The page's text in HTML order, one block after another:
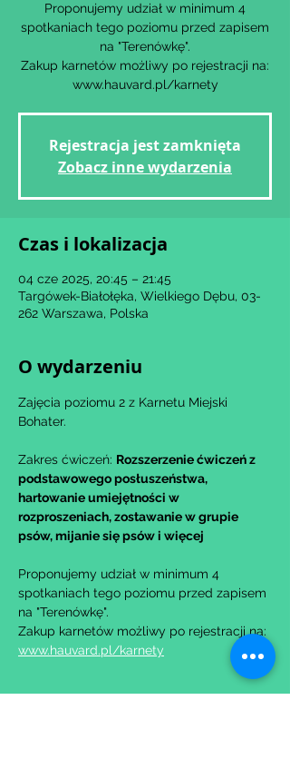
Proponujemy udział w minimum 4
spotkaniach tego poziomu przed zapisem
na "Terenówkę".
Zakup karnetów możliwy po rejestracji na:
www.hauvard.pl/karnety
Rejestracja jest zamknięta
Zobacz inne wydarzenia
Czas i lokalizacja
04 cze 2025, 20:45 – 21:45
Targówek-Białołęka, Wielkiego Dębu, 03-
262 Warszawa, Polska
O wydarzeniu
Zajęcia poziomu 2 z Karnetu Miejski
Bohater.
Zakres ćwiczeń: Rozszerzenie ćwiczeń z
podstawowego posłuszeństwa,
hartowanie umiejętności w
rozproszeniach, zostawanie w grupie
psów, mijanie się psów i więcej
Proponujemy udział w minimum 4
spotkaniach tego poziomu przed zapisem
na "Terenówkę".
Zakup karnetów możliwy po rejestracji na:
www.hauvard.pl/karnety